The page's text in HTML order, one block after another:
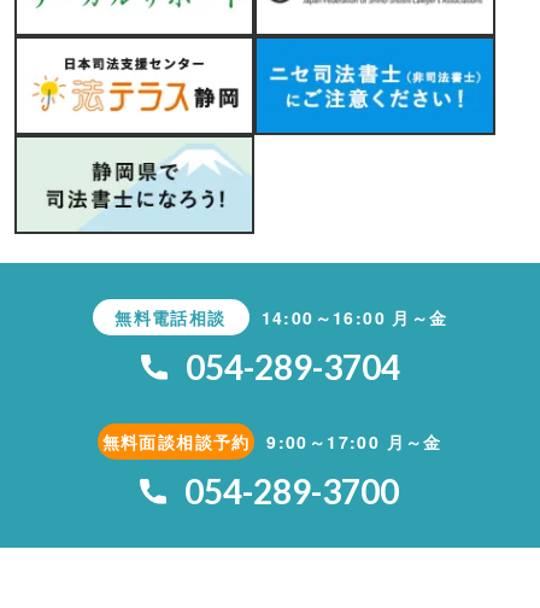
無料電話相談 14:00～16:00 月～金
054-289-3704
無料面談相談予約 9:00～17:00 月～金
054-289-3700